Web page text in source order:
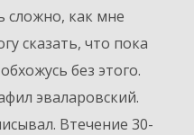
сложно, как мне
сказать, что пока
без этого.
эваларовский.
Втечение 30-